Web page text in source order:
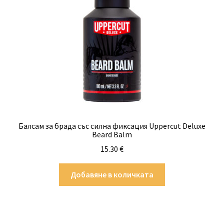
Професионално оборудване
Специални предложения
Балсам за брада със силна фиксация Uppercut Deluxe
Beard Balm
15.30 €
Добавяне в количката